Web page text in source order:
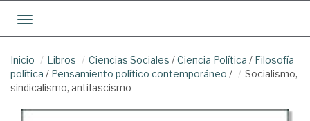
Toggle navigation
Inicio Libros Ciencias Sociales /Ciencia Política / Filosofía
política / Pensamiento político contemporáneo /
Socialismo,
sindicalismo, antifascismo